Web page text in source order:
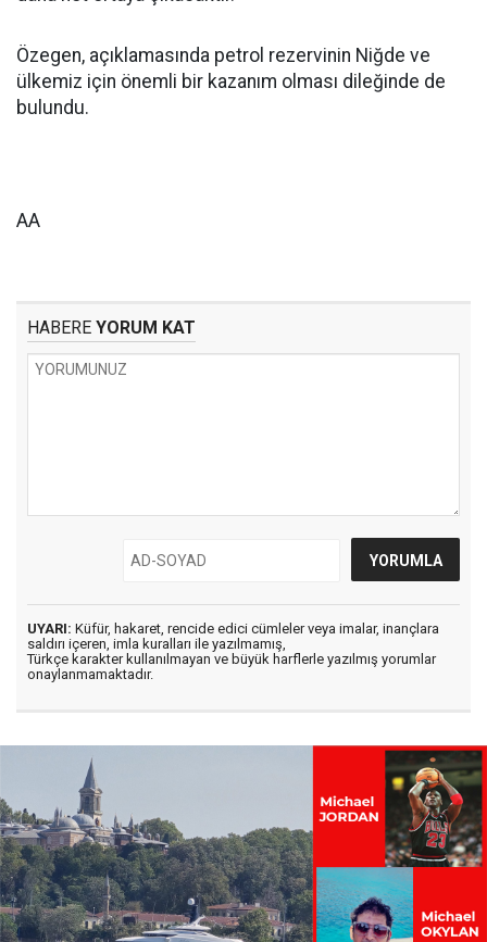
Özegen, açıklamasında petrol rezervinin Niğde ve
ülkemiz için önemli bir kazanım olması dileğinde de
bulundu.
AA
HABERE YORUM KAT
UYARI: Küfür, hakaret, rencide edici cümleler veya imalar, inançlara
saldırı içeren, imla kuralları ile yazılmamış,
Türkçe karakter kullanılmayan ve büyük harflerle yazılmış yorumlar
onaylanmamaktadır.